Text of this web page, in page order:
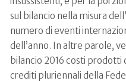
sul bilancio nella misura
numero di eventi
dell’anno. In altre parole,
bilancio 2016 costi prodotti
crediti pluriennali della